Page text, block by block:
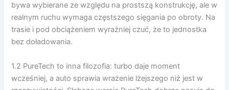
bywa wybierane ze względu na prostszą konstrukcję, ale w
realnym ruchu wymaga częstszego sięgania po obroty. Na
trasie i pod obciążeniem wyraźniej czuć, że to jednostka
bez doładowania.
1.2 PureTech to inna filozofia: turbo daje moment
wcześniej, a auto sprawia wrażenie lżejszego niż jest w